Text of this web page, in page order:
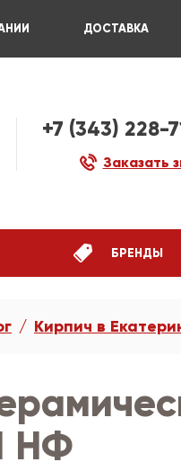
ДОСТАВКА
+7 (343) 228-
Заказать
БРЕНДЫ
Кирпич в
НФ